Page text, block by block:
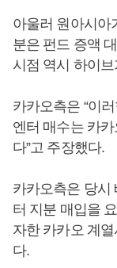
아울러 원아시아
분은 펀드 증액
시점 역시 하이
카카오측은 “이
엔터 매수는 카
다”고 주장했다.
카카오측은 당시
터 지분 매입을
자한 카카오 계
다.